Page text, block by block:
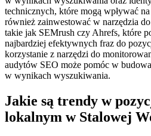
technicznych, które mogą wpływać
również zainwestować w narzędzia
takie jak SEMrush czy Ahrefs, które
najbardziej efektywnych fraz do
korzystanie z narzędzi do
audytów SEO może pomóc w
w wynikach wyszukiwania.
Jakie są trendy w
lokalnym w Stalowej